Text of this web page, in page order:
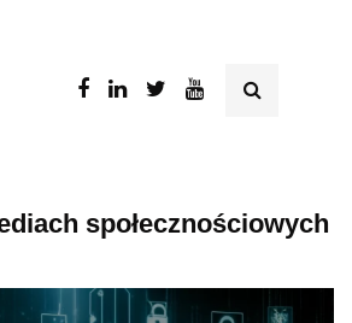
społecznościowych